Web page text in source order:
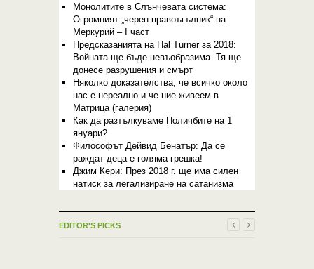
Монолитите в Слънчевата система:
Огромният „черен правоъгълник“ на
Меркурий – I част
Предсказанията на Hal Turner за 2018:
Войната ще бъде невъобразима. Тя ще
донесе разрушения и смърт
Няколко доказателства, че всичко около
нас е нереално и че ние живеем в
Матрица (галерия)
Как да разтълкуваме Поличбите на 1
януари?
Философът Дейвид Бенатър: Да се
раждат деца е голяма грешка!
Джим Кери: През 2018 г. ще има силен
натиск за легализиране на сатанизма
EDITOR'S PICKS